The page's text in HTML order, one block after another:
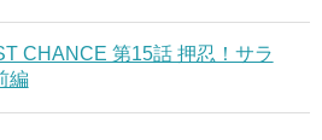
CHANCE 第15話 押忍！サラ
編